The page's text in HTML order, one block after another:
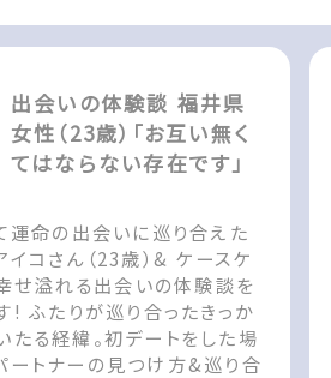
出会いの体験談 福井県
女性（23歳）「お互い無く
てはならない存在です」
運命の出会いに巡り合えた
イコさん（23歳）& ケースケ
幸せ溢れる出会いの体験談を
! ふたりが巡り合ったきっか
たる経緯。初デートをした場
ートナーの見つけ方&巡り合